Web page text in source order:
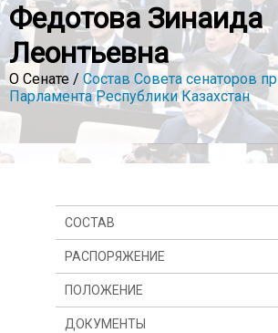
Федотова Зинаида
Леонтьевна
О Сенате / Состав Совета сенаторов
Парламента Республики Казахстан
СОСТАВ
РАСПОРЯЖЕНИЕ
ПОЛОЖЕНИЕ
ДОКУМЕНТЫ